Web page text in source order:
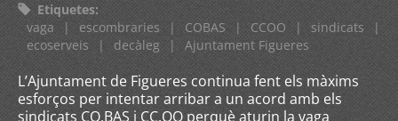
Etiquetes:
vaga
| escombraries | COBAS | CCOO | sindicats
|
ecoserveis
| decàleg | Ajuntament Figueres
L’Ajuntament de Figueres continua fent els màxims
esforços per intentar arribar a un acord amb els
sindicats CO.BAS i CC.OO perquè aturin la vaga